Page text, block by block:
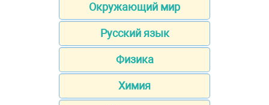
Окружающий мир
Русский язык
Физика
Химия